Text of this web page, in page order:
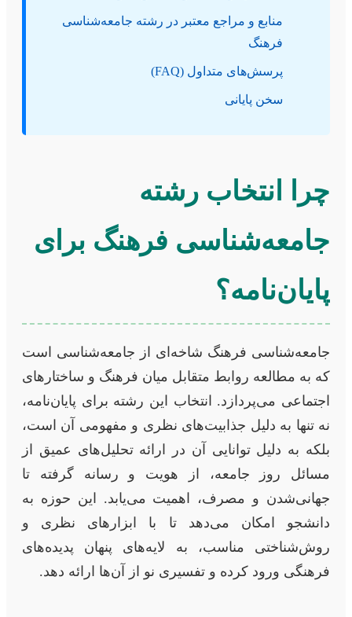
منابع و مراجع معتبر در رشته جامعه‌شناسی
فرهنگ
پرسش‌های متداول (FAQ)
سخن پایانی
چرا انتخاب رشته
جامعه‌شناسی فرهنگ برای
پایان‌نامه؟
جامعه‌شناسی فرهنگ شاخه‌ای از جامعه‌شناسی است
که به مطالعه روابط متقابل میان فرهنگ و ساختارهای
اجتماعی می‌پردازد. انتخاب این رشته برای پایان‌نامه،
نه تنها به دلیل جذابیت‌های نظری و مفهومی آن است،
بلکه به دلیل توانایی آن در ارائه تحلیل‌های عمیق از
مسائل روز جامعه، از هویت و رسانه گرفته تا
جهانی‌شدن و مصرف، اهمیت می‌یابد. این حوزه به
دانشجو امکان می‌دهد تا با ابزارهای نظری و
روش‌شناختی مناسب، به لایه‌های پنهان پدیده‌های
فرهنگی ورود کرده و تفسیری نو از آن‌ها ارائه دهد.